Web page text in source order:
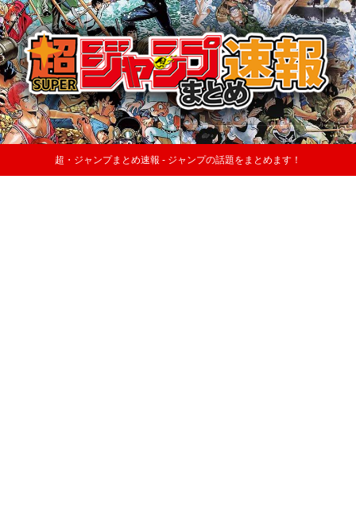
超・ジャンプまとめ速報 - ジャンプの話題をまとめます！